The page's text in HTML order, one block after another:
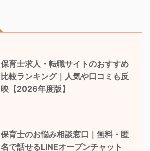
保育士求人・転職サイトのおすすめ
比較ランキング｜人気や口コミも反
映【2026年度版】
保育士のお悩み相談窓口｜無料・匿
名で話せるLINEオープンチャット